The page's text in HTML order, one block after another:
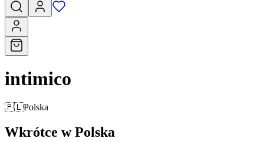
intimico
🇵🇱Polska
Wkrótce w Polska